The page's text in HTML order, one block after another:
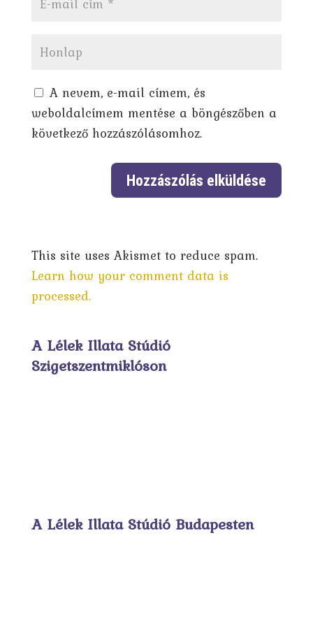
A nevem, e-mail címem, és
weboldalcímem mentése a böngészőben a
következő hozzászólásomhoz.
This site uses Akismet to reduce spam.
Learn how your comment data is
processed.
A Lélek Illata Stúdió
Szigetszentmiklóson
A Lélek Illata Stúdió Budapesten